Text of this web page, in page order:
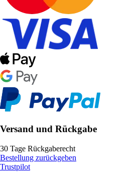
Versand und Rückgabe
30 Tage Rückgaberecht
Bestellung zurückgeben
Trustpilot